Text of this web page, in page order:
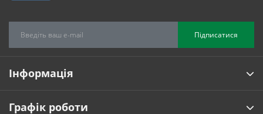
Підписатися
Інформація
Графік роботи